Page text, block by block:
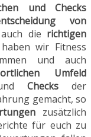
und Checks
von
die richtigen
wir Fitness
und auch
Umfeld
Checksder
gemacht, so
zusätzlich
für euch zu